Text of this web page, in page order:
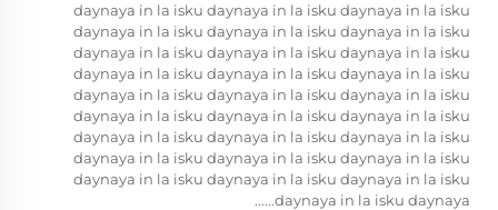
daynaya in la isku daynaya in la isku daynaya in la isku
daynaya in la isku daynaya in la isku daynaya in la isku
daynaya in la isku daynaya in la isku daynaya in la isku
daynaya in la isku daynaya in la isku daynaya in la isku
daynaya in la isku daynaya in la isku daynaya in la isku
daynaya in la isku daynaya in la isku daynaya in la isku
daynaya in la isku daynaya in la isku daynaya in la isku
daynaya in la isku daynaya in la isku daynaya in la isku
daynaya in la isku daynaya in la isku daynaya in la isku
daynaya in la isku daynaya......